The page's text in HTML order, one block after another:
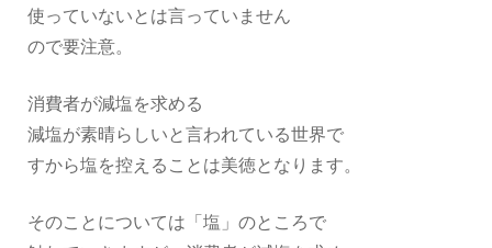
使っていないとは言っていません
ので要注意。
消費者が減塩を求める
減塩が素晴らしいと言われている世界で
すから塩を控えることは美徳となります。
そのことについては「塩」のところで